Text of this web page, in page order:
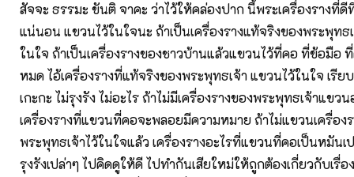
สัจจะ ธรรมะ ขันติ จาคะ ว่าไว้ให้คล่องปาก นี้พระเครื่องรางที่ดี
แน่นอน แขวนไว้ในใจนะ ถ้าเป็นเครื่องรางแท้จริงของพระพุทธ
ในใจ ถ้าเป็นเครื่องรางของชาวบ้านแล้วแขวนไว้ที่คอ ที่ข้อมือ
หมด ไอ้เครื่องรางที่แท้จริงของพระพุทธเจ้า แขวนไว้ในใจ เรีย
เกะกะ ไม่รุงรัง ไม่อะไร ถ้าไม่มีเครื่องรางของพระพุทธเจ้าแขว
เครื่องรางที่แขวนที่คอจะพลอยมีความหมาย ถ้าไม่แขวนเครื่อง
พระพุทธเจ้าไว้ในใจแล้ว เครื่องรางอะไรที่แขวนที่คอเป็นหมันเป
รุงรังเปล่าๆ ไปคิดดูให้ดี ไปทำกันเสียใหม่ให้ถูกต้องเกี่ยวกับเรื่